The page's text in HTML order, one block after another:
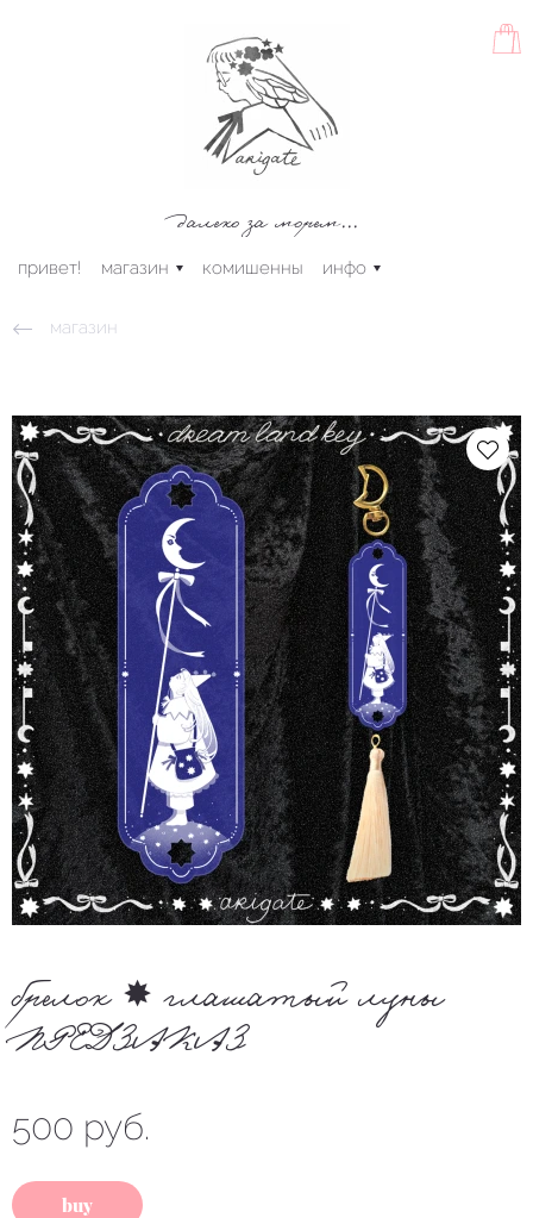
далеко за морем...
привет! магазин комишенны инфо
магазин
брелок ✸ глашатый луны
ПРЕДЗАКАЗ
500 руб.
buy